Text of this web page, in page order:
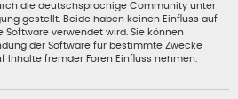
die deutschsprachige Community unter
gestellt. Beide haben keinen Einfluss auf
Software verwendet wird. Sie können
der Software für bestimmte Zwecke
Inhalte fremder Foren Einfluss nehmen.